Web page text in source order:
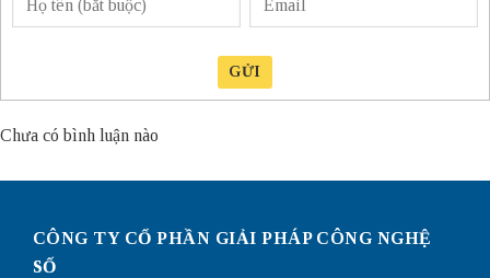
GỬI
Chưa có bình luận nào
CÔNG TY CỔ PHẦN GIẢI PHÁP CÔNG NGHỆ
SỐ